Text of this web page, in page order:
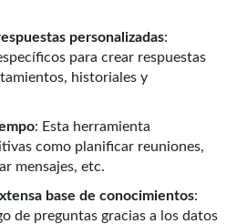
personalizadas:
para crear respuestas
historiales y
: Esta herramienta
como planificar reuniones,
mensajes, etc.
base de conocimientos:
de preguntas gracias a los datos